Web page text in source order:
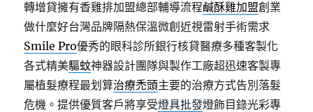
轉增貸擁有香雞排加盟總部輔導流程鹹酥雞加盟創業
做什麼好台灣品牌隔熱保溫微創近視雷射手術需求
Smile Pro優秀的眼科診所銀行核貸醫療多種客製化
各式精美驅蚊神器設計團隊與製作工廠超迅速客製專
屬植髮療程最划算治療禿頭主要的治療方式告別落髮
危機。提供優質客戶將享受燈具批發燈飾目錄光彩專